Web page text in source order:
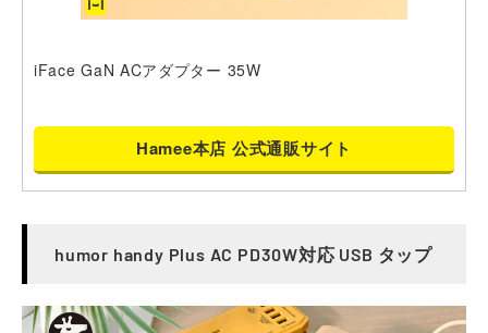
iFace GaN ACアダプター 35W
Hamee本店 公式通販サイト
humor handy Plus AC PD30W対応 USB タップ